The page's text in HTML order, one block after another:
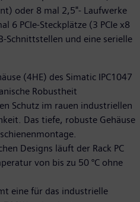
oder 8 mal 2,5"- Laufwerke
6 PCIe-Steckplätze (3 PCIe x8
Schnittstellen und eine serielle
(4HE) des Simatic IPC1047
Robustheit
Schutz im rauen industriellen
Das tiefe, robuste Gehäuse
Designs läuft der Rack PC
von bis zu 50 °C ohne
eine für das industrielle